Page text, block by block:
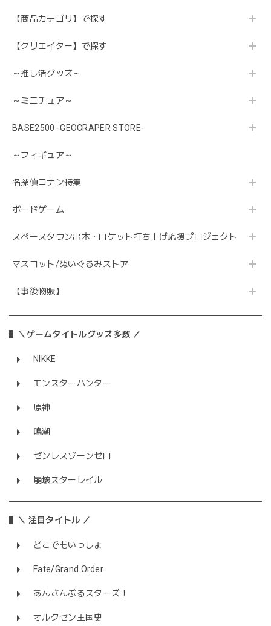
【商品カテゴリ】で探す
【クリエイター】で探す
～推し活グッズ～
～ミニチュア～
BASE2500 -GEOCRAPER STORE-
～フィギュア～
名探偵コナン特集
ボードゲーム
スペースタウン串本・ロケット打ち上げ応援プロジェクト
マスコット/ぬいぐるみストア
【事後物販】
＼ゲームタイトルグッズ多数 ／
NIKKE
モンスターハンター
原神
鳴潮
ゼンレスゾーンゼロ
崩壊スターレイル
＼ 注目タイトル ／
どこでもいっしょ
Fate/Grand Order
あんさんぶるスターズ！
オルクセン王国史